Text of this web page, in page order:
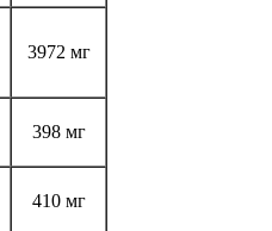
3972 мг
398 мг
410 мг